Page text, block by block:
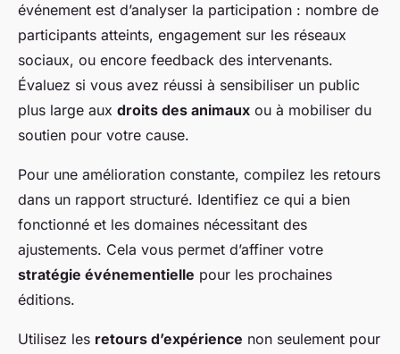
événement est d’analyser la participation : nombre de
participants atteints, engagement sur les réseaux
sociaux, ou encore feedback des intervenants.
Évaluez si vous avez réussi à sensibiliser un public
plus large aux droits des animaux ou à mobiliser du
soutien pour votre cause.
Pour une amélioration constante, compilez les retours
dans un rapport structuré. Identifiez ce qui a bien
fonctionné et les domaines nécessitant des
ajustements. Cela vous permet d’affiner votre
stratégie événementielle pour les prochaines
éditions.
Utilisez les retours d’expérience non seulement pour